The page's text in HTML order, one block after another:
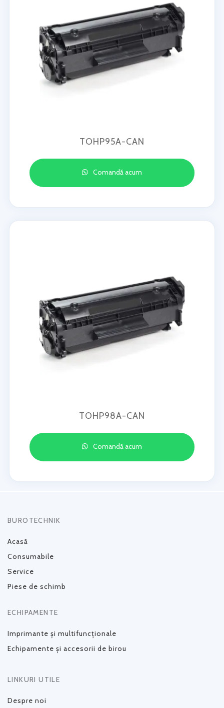
TOHP95A-CAN
Comandă acum
TOHP98A-CAN
Comandă acum
BUROTECHNIK
Acasă
Consumabile
Service
Piese de schimb
ECHIPAMENTE
Imprimante și multifuncționale
Echipamente și accesorii de birou
LINKURI UTILE
Despre noi